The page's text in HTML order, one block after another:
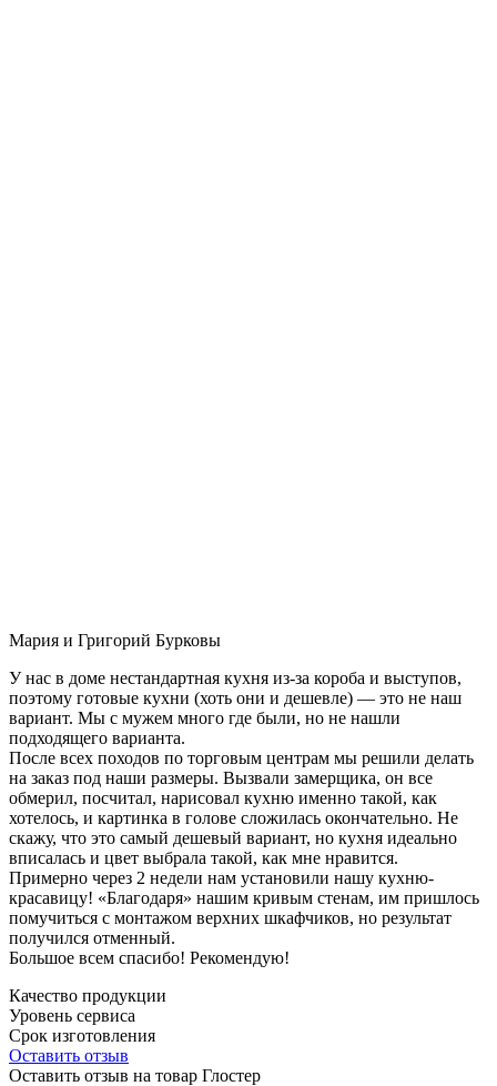
Мария и Григорий Бурковы
У нас в доме нестандартная кухня из-за короба и выступов,
поэтому готовые кухни (хоть они и дешевле) — это не наш
вариант. Мы с мужем много где были, но не нашли
подходящего варианта.
После всех походов по торговым центрам мы решили делать
на заказ под наши размеры. Вызвали замерщика, он все
обмерил, посчитал, нарисовал кухню именно такой, как
хотелось, и картинка в голове сложилась окончательно. Не
скажу, что это самый дешевый вариант, но кухня идеально
вписалась и цвет выбрала такой, как мне нравится.
Примерно через 2 недели нам установили нашу кухню-
красавицу! «Благодаря» нашим кривым стенам, им пришлось
помучиться с монтажом верхних шкафчиков, но результат
получился отменный.
Большое всем спасибо! Рекомендую!
Качество продукции
Уровень сервиса
Срок изготовления
Оставить отзыв
Оставить отзыв на товар Глостер